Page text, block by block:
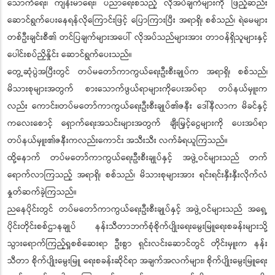
သောက်ရေး၊ ကျန်းမာရေး၊ ပညာရေးစသည့် လိုအပ်ချက်များကို ဖြည့်ဆည်း
ဆောင်ရွက်ပေးနေရန်လိုကြောင်းဖြင့် ပြောကြားပြီး အရာရှိ၊ စစ်သည်၊ ရဲမေများ
တစ်ဦးချင်းစီ၏ တင်ပြချက်များအပေါ် လိုအပ်သည်များအား တာဝန်ရှိသူများနှင့်
ပေါင်းစပ်ညှိနှိုင်း ဆောင်ရွက်ပေးသည်။
တွေ့ဆုံပွဲအပြီးတွင် တပ်မတော်ကာကွယ်ရေးဦးစီးချုပ်က အရာရှိ၊ စစ်သည်၊
မိသားစုများအတွက် စားသောက်ဖွယ်ရာများကိုပေးအပ်ရာ တပ်နယ်မှူးက
လည်း ကောင်း၊တပ်မတော်ကာကွယ်ရေးဦးစီးချုပ်၏ဇနီး ဒေါ်နီလာက မိခင်နှင့်
ကလေးစောင့် ရှောက်ရေးအသင်းများအတွက် ချီးမြှင့်ငွေများကို ပေးအပ်ရာ
တပ်နယ်မှူး၏ဇနီးကလည်းကောင်း အသီးသီး လက်ခံရယူကြသည်။
ထို့နောက် တပ်မတော်ကာကွယ်ရေးဦးစီးချုပ်နှင့် အဖွဲ့ဝင်များသည် တက်
ရောက်လာကြသည့် အရာရှိ၊ စစ်သည်၊ မိသားစုများအား ရင်းရင်းနှီးနှီးလိုက်လံ
နှုတ်ဆက်ခဲ့ကြသည်။
ညနေပိုင်းတွင် တပ်မတော်ကာကွယ်ရေးဦးစီးချုပ်နှင့် အဖွဲ့ဝင်များသည် အရှေ့
ပိုင်းတိုင်းစစ်ဌာနချုပ် နန်းသီတာဘက်စုံစိုက်ပျိုးရေးမွေးမြူရေးစခန်းများသို့
သွားရောက်ကြည့်ရှုစစ်ဆေးရာ ဦးစွာ ရှင်းလင်းဆောင်တွင် တိုင်းမှူးက နန်း
သီတာ စိုက်ပျိုးမွေးမြူ ရေးစခန်းဆိုင်ရာ အချက်အလက်များ၊ စိုက်ပျိုးမွေးမြူရေး